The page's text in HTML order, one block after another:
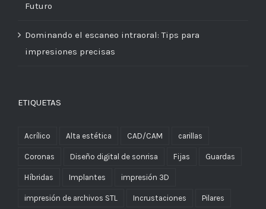
Futuro
Dominando el escaneo intraoral: Tips para
impresiones precisas
ETIQUETAS
Acrílico Alta estética CAD/CAM carillas
Coronas Diseño digital de sonrisa Fijas Guardas
Híbridas Implantes impresión 3D
impresión de archivos STL Incrustaciones Pilares